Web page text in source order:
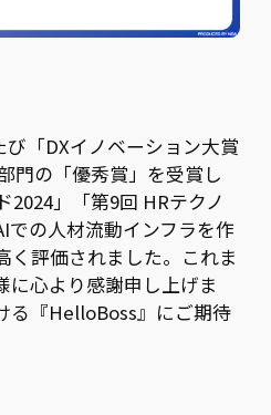
び「DXイノベーション大賞
門の「優秀賞」を受賞し
2024」「第9回 HRテクノ
での人材流動インフラを作
く評価されました。これま
に心より感謝申し上げま
る『HelloBoss』にご期待